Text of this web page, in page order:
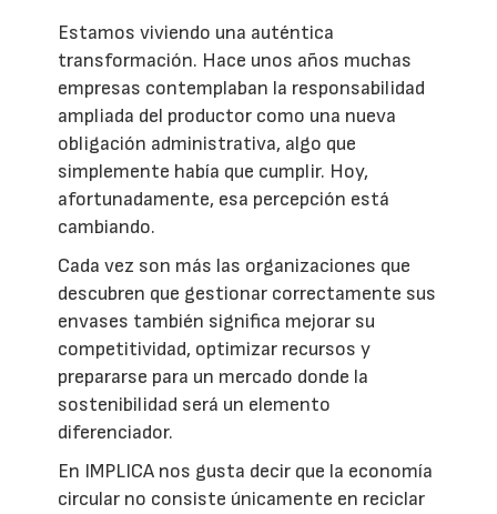
Estamos viviendo una auténtica
transformación. Hace unos años muchas
empresas contemplaban la responsabilidad
ampliada del productor como una nueva
obligación administrativa, algo que
simplemente había que cumplir. Hoy,
afortunadamente, esa percepción está
cambiando.
Cada vez son más las organizaciones que
descubren que gestionar correctamente sus
envases también significa mejorar su
competitividad, optimizar recursos y
prepararse para un mercado donde la
sostenibilidad será un elemento
diferenciador.
En IMPLICA nos gusta decir que la economía
circular no consiste únicamente en reciclar